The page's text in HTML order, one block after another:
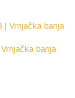
banja